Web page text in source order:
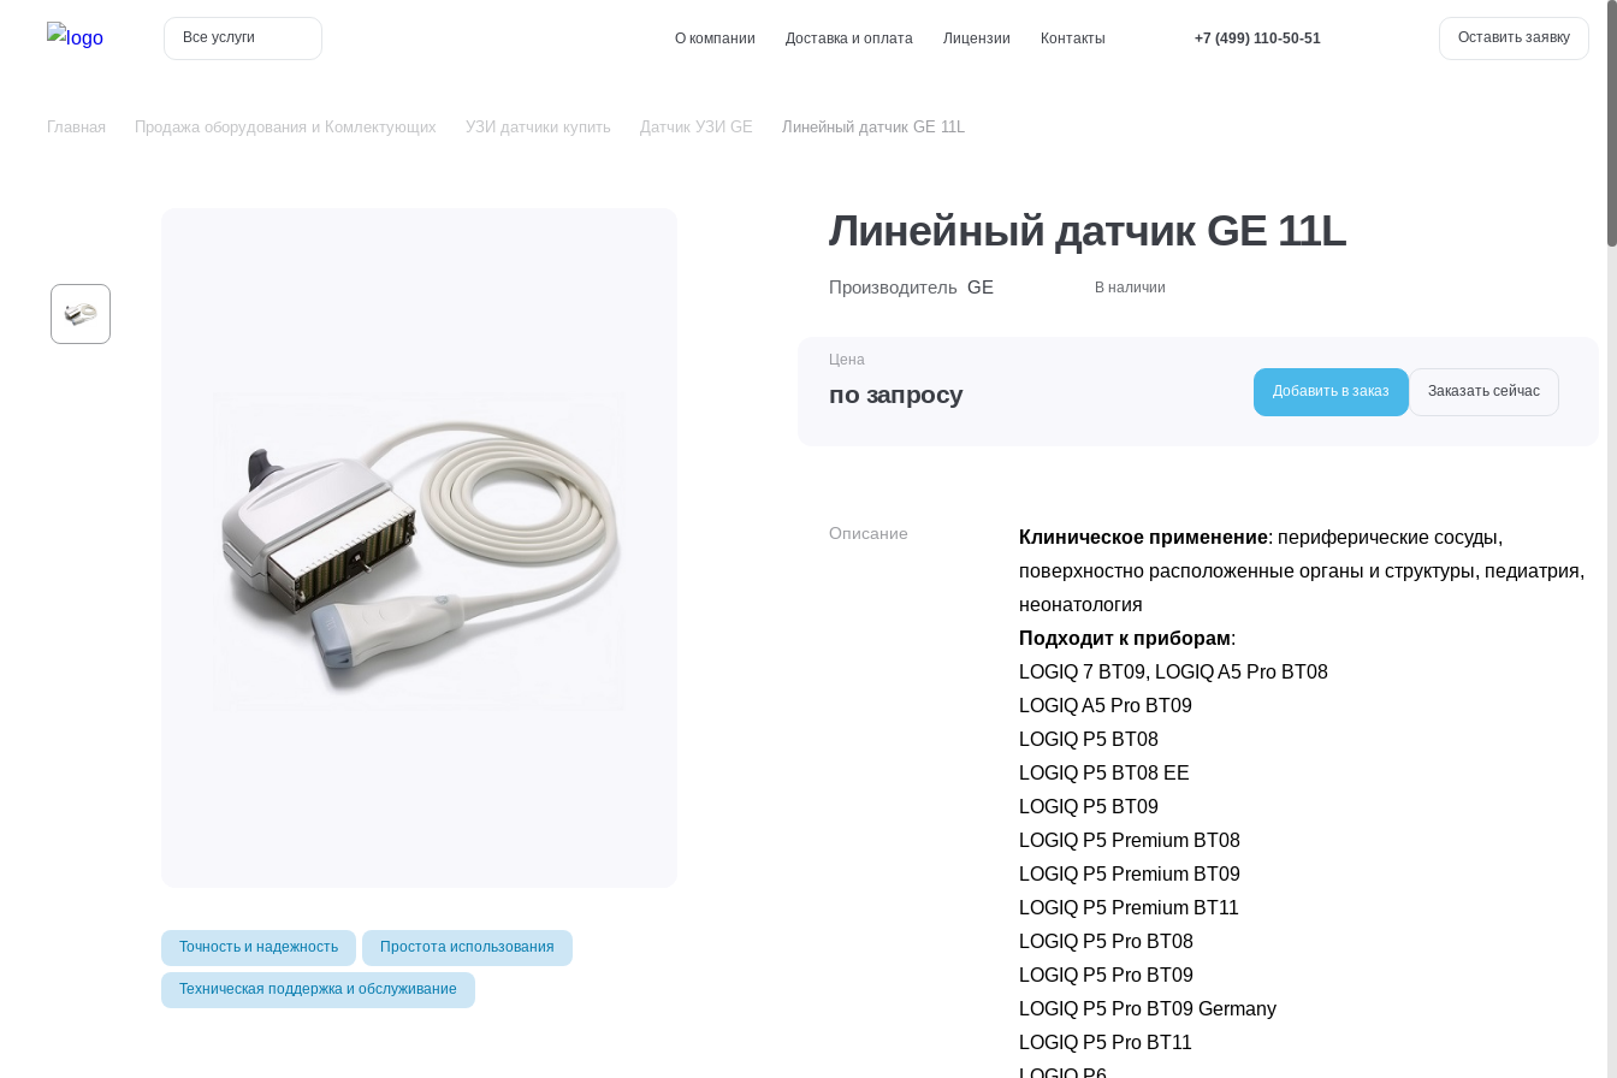
Все услуги О компании Доставка и оплата Лицензии Контакты +7 (499) 110-50-51 Оставить заявку
Главная Продажа оборудования и Комлектующих УЗИ датчики купить Датчик УЗИ GE Линейный датчик GE 11L
Точность и надежность Простота использования
Техническая поддержка и обслуживание
Линейный датчик GE 11L
Производитель GE В наличии
Цена
по запросу Добавить в заказ Заказать сейчас
Описание Клиническое применение: периферические сосуды,
поверхностно расположенные органы и структуры, педиатрия,
неонатология
Подходит к приборам:
LOGIQ 7 BT09, LOGIQ A5 Pro BT08
LOGIQ A5 Pro BT09
LOGIQ P5 BT08
LOGIQ P5 BT08 EE
LOGIQ P5 BT09
LOGIQ P5 Premium BT08
LOGIQ P5 Premium BT09
LOGIQ P5 Premium BT11
LOGIQ P5 Pro BT08
LOGIQ P5 Pro BT09
LOGIQ P5 Pro BT09 Germany
LOGIQ P5 Pro BT11